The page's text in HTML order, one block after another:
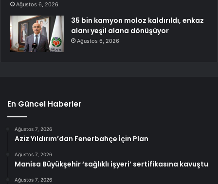
Ağustos 6, 2026
35 bin kamyon moloz kaldırıldı, enkaz
alanı yeşil alana dönüşüyor
Ağustos 6, 2026
En Güncel Haberler
Ağustos 7, 2026
Aziz Yıldırım’dan Fenerbahçe İçin Plan
Ağustos 7, 2026
Manisa Büyükşehir ‘sağlıklı işyeri’ sertifikasına kavuştu
Ağustos 7, 2026